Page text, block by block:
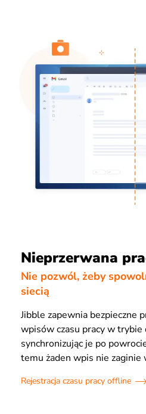
Nieprzerwana
Nie pozwól, żeby
siecią
Jibble zapewnia bezpieczne
wpisów czasu pracy w
synchronizując je po
temu żaden wpis nie zaginie
Rejestracja czasu pracy offline